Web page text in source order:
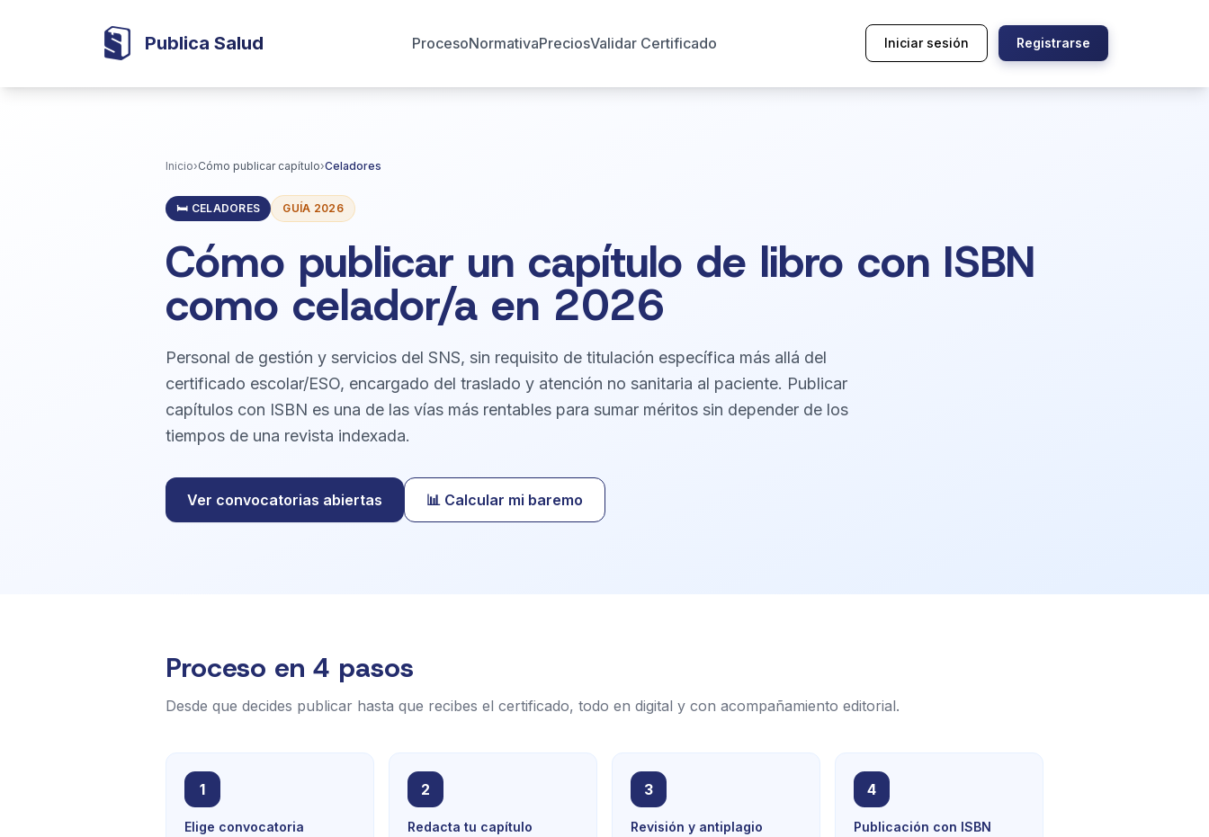
Publica Salud ProcesoNormativaPreciosValidar Certificado Iniciar sesión Registrarse
Inicio›Cómo publicar capítulo›Celadores
🛏️ CELADORES GUÍA 2026
Cómo publicar un capítulo de libro con ISBN
como celador/a en 2026
Personal de gestión y servicios del SNS, sin requisito de titulación específica más allá del
certificado escolar/ESO, encargado del traslado y atención no sanitaria al paciente. Publicar
capítulos con ISBN es una de las vías más rentables para sumar méritos sin depender de los
tiempos de una revista indexada.
Ver convocatorias abiertas 📊 Calcular mi baremo
Proceso en 4 pasos
Desde que decides publicar hasta que recibes el certificado, todo en digital y con acompañamiento editorial.
1
Elige convocatoria
2
Redacta tu capítulo
3
Revisión y antiplagio
4
Publicación con ISBN